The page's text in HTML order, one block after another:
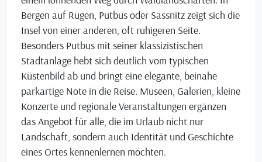
Bergen auf Rügen, Putbus oder Sassnitz zeigt sich die
Insel von einer anderen, oft ruhigeren Seite.
Besonders Putbus mit seiner klassizistischen
Stadtanlage hebt sich deutlich vom typischen
Küstenbild ab und bringt eine elegante, beinahe
parkartige Note in die Reise. Museen, Galerien, kleine
Konzerte und regionale Veranstaltungen ergänzen
das Angebot für alle, die im Urlaub nicht nur
Landschaft, sondern auch Identität und Geschichte
eines Ortes kennenlernen möchten.